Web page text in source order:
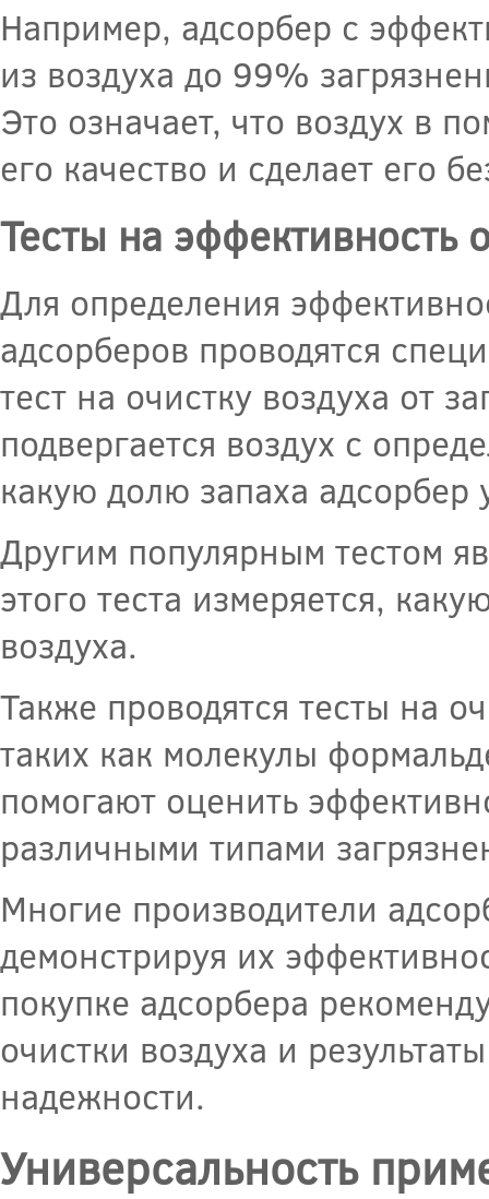
Например, адсорбер с
из воздуха до 99%
Это означает, что воздух в
его качество и сделает его
Тесты на эффективность
Для определения
адсорберов проводятся
тест на очистку воздуха от
подвергается воздух с
какую долю запаха адсорбер
Другим популярным тестом
этого теста измеряется,
воздуха.
Также проводятся тесты на
таких как молекулы
помогают оценить
различными типами
Многие производители
демонстрируя их
покупке адсорбера
очистки воздуха и
надежности.
Универсальность